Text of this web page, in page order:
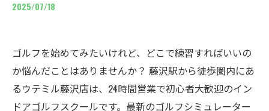
2025/07/18
ゴルフを始めてみたいけれど、どこで練習すればいいの
か悩んだことはありませんか？ 藤沢駅から徒歩圏内にあ
るウテミル藤沢店は、24時間営業で初心者大歓迎のイン
ドアゴルフスクールです。最新のゴルフシミュレーター